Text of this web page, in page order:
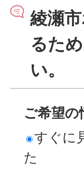
綾瀬
るた
い。
ご希望
すぐに
た